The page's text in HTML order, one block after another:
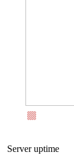
Server uptime